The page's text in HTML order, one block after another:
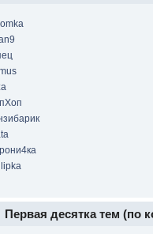
Первая десятка тем (по